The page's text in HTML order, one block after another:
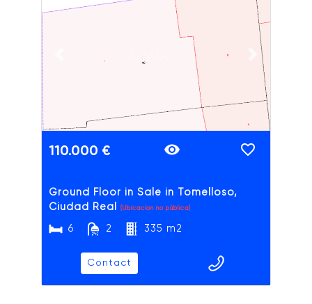
Previous slide Next slide
110.000 €
Ground Floor in Sale in Tomelloso,
Ciudad Real
(Ubicación no pública)
6 2 335 m2
Contact